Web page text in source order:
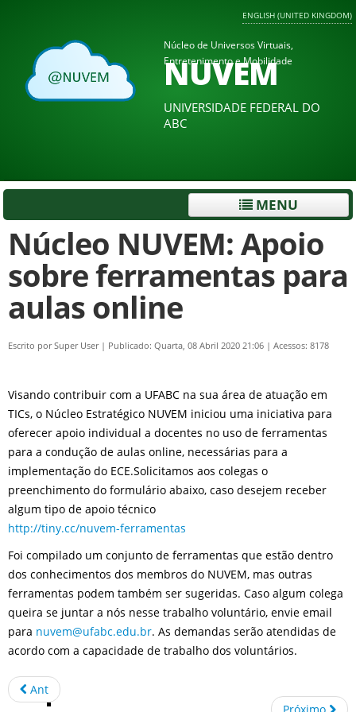
ENGLISH (UNITED KINGDOM)
Núcleo de Universos Virtuais,
Entretenimento e Mobilidade
NUVEM
UNIVERSIDADE FEDERAL DO
ABC
MENU
Núcleo NUVEM: Apoio
sobre ferramentas para
aulas online
Escrito porSuper User | Publicado: Quarta, 08 Abril 2020 21:06 | Acessos: 8178
Visando contribuir com a UFABC na sua área de atuação em
TICs, o Núcleo Estratégico NUVEM iniciou uma iniciativa para
oferecer apoio individual a docentes no uso de ferramentas
para a condução de aulas online, necessárias para a
implementação do ECE.Solicitamos aos colegas o
preenchimento do formulário abaixo, caso desejem receber
algum tipo de apoio técnico
http://tiny.cc/nuvem-ferramentas
Foi compilado um conjunto de ferramentas que estão dentro
dos conhecimentos dos membros do NUVEM, mas outras
ferramentas podem também ser sugeridas. Caso algum colega
queira se juntar a nós nesse trabalho voluntário, envie email
para nuvem@ufabc.edu.br. As demandas serão atendidas de
acordo com a capacidade de trabalho dos voluntários.
Ant
Próximo